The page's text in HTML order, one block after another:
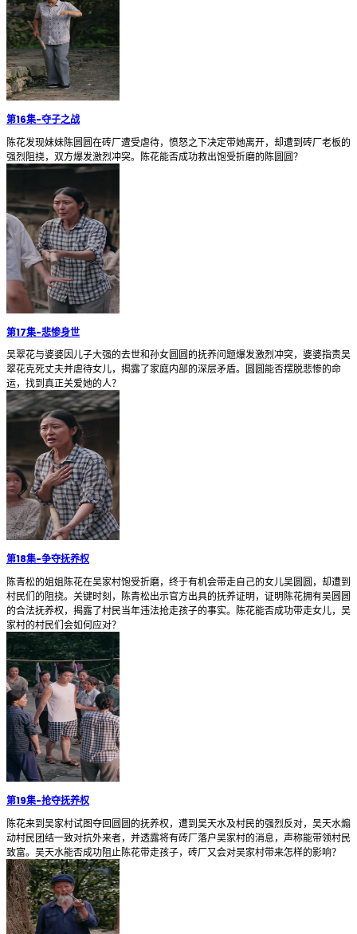
第16集-夺子之战
陈花发现妹妹陈圆圆在砖厂遭受虐待，愤怒之下决定带她离开，却遭到砖厂老板的
强烈阻挠，双方爆发激烈冲突。陈花能否成功救出饱受折磨的陈圆圆？
第17集-悲惨身世
吴翠花与婆婆因儿子大强的去世和孙女圆圆的抚养问题爆发激烈冲突，婆婆指责吴
翠花克死丈夫并虐待女儿，揭露了家庭内部的深层矛盾。圆圆能否摆脱悲惨的命
运，找到真正关爱她的人？
第18集-争夺抚养权
陈青松的姐姐陈花在吴家村饱受折磨，终于有机会带走自己的女儿吴圆圆，却遭到
村民们的阻挠。关键时刻，陈青松出示官方出具的抚养证明，证明陈花拥有吴圆圆
的合法抚养权，揭露了村民当年违法抢走孩子的事实。陈花能否成功带走女儿，吴
家村的村民们会如何应对？
第19集-抢夺抚养权
陈花来到吴家村试图夺回圆圆的抚养权，遭到吴天水及村民的强烈反对，吴天水煽
动村民团结一致对抗外来者，并透露将有砖厂落户吴家村的消息，声称能带领村民
致富。吴天水能否成功阻止陈花带走孩子，砖厂又会对吴家村带来怎样的影响？